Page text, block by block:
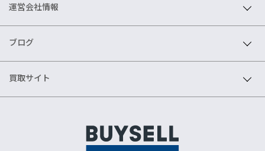
運営会社情報
ブログ
買取サイト